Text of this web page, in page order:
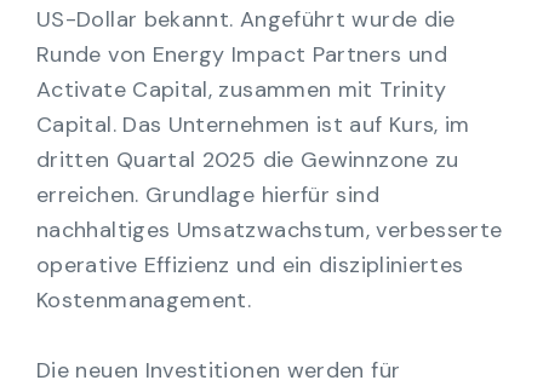
US-Dollar bekannt. Angeführt wurde die
Runde von Energy Impact Partners und
Activate Capital, zusammen mit Trinity
Capital. Das Unternehmen ist auf Kurs, im
dritten Quartal 2025 die Gewinnzone zu
erreichen. Grundlage hierfür sind
nachhaltiges Umsatzwachstum, verbesserte
operative Effizienz und ein diszipliniertes
Kostenmanagement.
Die neuen Investitionen werden für